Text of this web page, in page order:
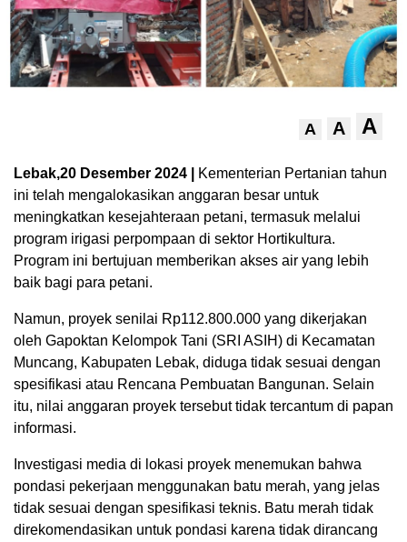
A A A
Lebak,20 Desember 2024 |
Kementerian Pertanian tahun
ini telah mengalokasikan anggaran besar untuk
meningkatkan kesejahteraan petani, termasuk melalui
program irigasi perpompaan di sektor Hortikultura.
Program ini bertujuan memberikan akses air yang lebih
baik bagi para petani.
Namun, proyek senilai Rp112.800.000 yang dikerjakan
oleh Gapoktan Kelompok Tani (SRI ASIH) di Kecamatan
Muncang, Kabupaten Lebak, diduga tidak sesuai dengan
spesifikasi atau Rencana Pembuatan Bangunan. Selain
itu, nilai anggaran proyek tersebut tidak tercantum di papan
informasi.
Investigasi media di lokasi proyek menemukan bahwa
pondasi pekerjaan menggunakan batu merah, yang jelas
tidak sesuai dengan spesifikasi teknis. Batu merah tidak
direkomendasikan untuk pondasi karena tidak dirancang